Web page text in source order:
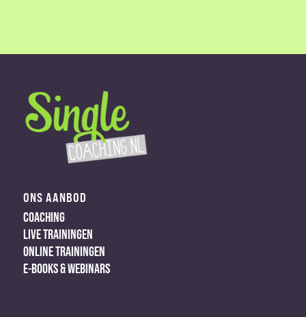
ONS AANBOD
COACHING
LIVE TRAININGEN
ONLINE TRAININGEN
E-BOOKS & WEBINARS